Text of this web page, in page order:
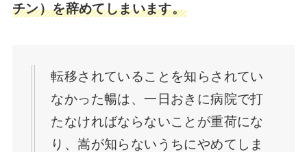
チン）を辞めてしまいます。
転移されていることを知らされてい
なかった暢は、一日おきに病院で打
たなければならないことが重荷にな
り、嵩が知らないうちにやめてしま